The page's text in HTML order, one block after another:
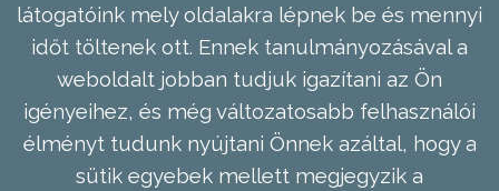
látogatóink mely oldalakra lépnek be és mennyi
időt töltenek ott. Ennek tanulmányozásával a
weboldalt jobban tudjuk igazítani az Ön
igényeihez, és még változatosabb felhasználói
élményt tudunk nyújtani Önnek azáltal, hogy a
sütik egyebek mellett megjegyzik a